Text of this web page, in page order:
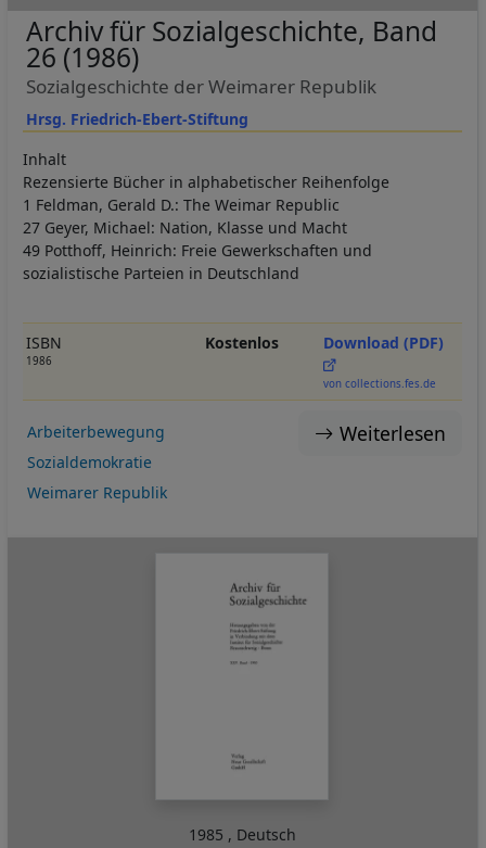
Hrsg. Friedrich-Ebert-Stiftung
Archiv für Sozialgeschichte, Band
26 (1986)
Sozialgeschichte der Weimarer Republik
Inhalt
Rezensierte Bücher in alphabetischer Reihenfolge
1 Feldman, Gerald D.: The Weimar Republic
27 Geyer, Michael: Nation, Klasse und Macht
49 Potthoff, Heinrich: Freie Gewerkschaften und
sozialistische Parteien in Deutschland
ISBN
1986
Kostenlos Download (PDF)
von collections.fes.de
Weiterlesen
Arbeiterbewegung
Sozialdemokratie
Weimarer Republik
1985 , Deutsch